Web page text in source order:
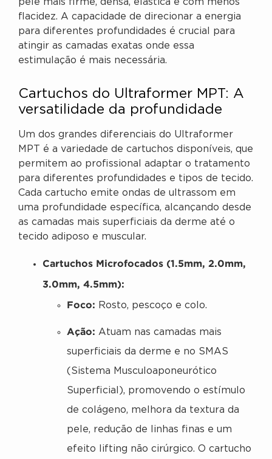
pele mais firme, densa, elástica e com menos
flacidez. A capacidade de direcionar a energia
para diferentes profundidades é crucial para
atingir as camadas exatas onde essa
estimulação é mais necessária.
Cartuchos do Ultraformer MPT: A
versatilidade da profundidade
Um dos grandes diferenciais do Ultraformer
MPT é a variedade de cartuchos disponíveis, que
permitem ao profissional adaptar o tratamento
para diferentes profundidades e tipos de tecido.
Cada cartucho emite ondas de ultrassom em
uma profundidade específica, alcançando desde
as camadas mais superficiais da derme até o
tecido adiposo e muscular.
Cartuchos Microfocados (1.5mm, 2.0mm,
3.0mm, 4.5mm):
Foco: Rosto, pescoço e colo.
Ação: Atuam nas camadas mais
superficiais da derme e no SMAS
(Sistema Musculoaponeurótico
Superficial), promovendo o estímulo
de colágeno, melhora da textura da
pele, redução de linhas finas e um
efeito lifting não cirúrgico. O cartucho